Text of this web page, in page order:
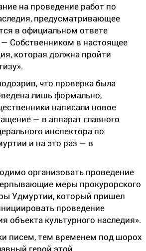
на проведение работ по
предусматривающее
в официальном ответе
Собственником в настоящее
которая должна пройти
что проверка была
лишь формально,
написали новое
— в аппарат главного
инспектора по
и на это раз — в
организовать проведение
меры прокурорского
Удмуртии, который пришел
проведение
объекта культурного наследия».
писем, тем временем под шорох